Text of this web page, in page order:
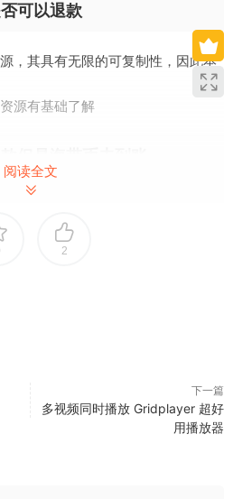
可以退款
，其具有无限的可复制性，因此本
源有基础了解
币无法立即到账。
重试回调补单，请耐心等待。
阅读全文
2
下一篇
多视频同时播放 Gridplayer 超好
用播放器